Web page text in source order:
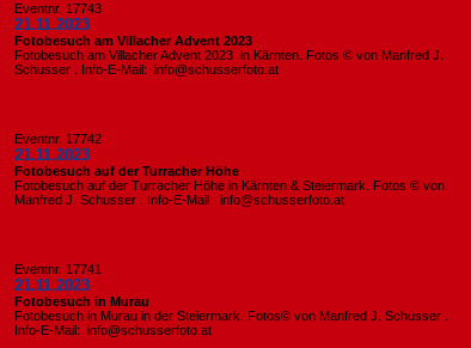
Eventnr. 17743
21.11.2023
Fotobesuch am Villacher Advent 2023
Fotobesuch am Villacher Advent 2023 in Kärnten. Fotos © von Manfred J.
Schusser . Info-E-Mail: info@schusserfoto.at
Eventnr. 17742
21.11.2023
Fotobesuch auf der Turracher Höhe
Fotobesuch auf der Turracher Höhe in Kärnten & Steiermark. Fotos © von
Manfred J. Schusser . Info-E-Mail: info@schusserfoto.at
Eventnr. 17741
21.11.2023
Fotobesuch in Murau
Fotobesuch in Murau in der Steiermark. Fotos© von Manfred J. Schusser .
Info-E-Mail: info@schusserfoto.at